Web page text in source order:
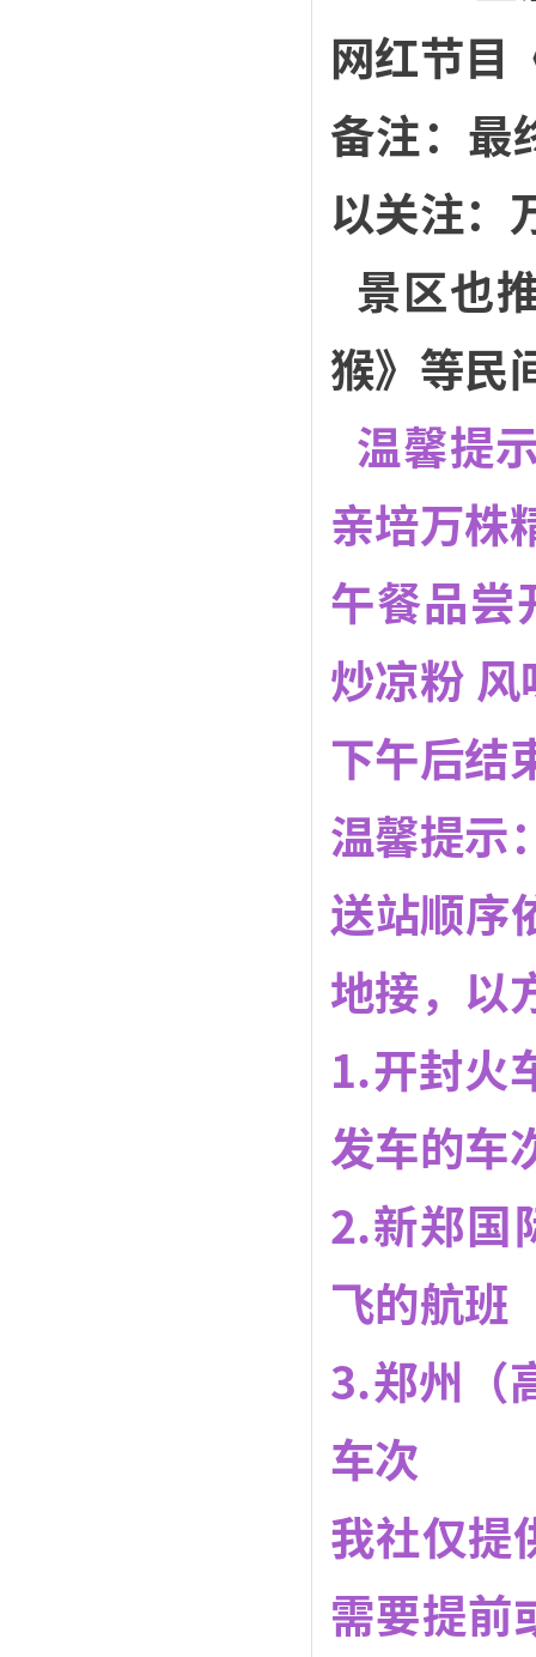
网红节目
备注：最
以关注：
景区也
猴》等民
温馨提
亲培万株
午餐品
炒凉粉
下午后结
温馨提示
送站顺序
地接，以
1.开封火
发车的车
2.新郑国
飞的航班
3.郑州（
车次
我社仅提
需要提前